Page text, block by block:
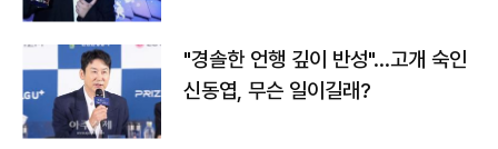
"경솔한 언행 깊이 반성"…고개 숙인
신동엽, 무슨 일이길래?